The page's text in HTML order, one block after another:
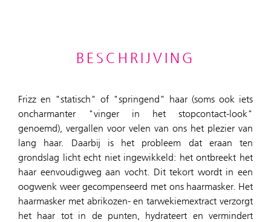
BESCHRIJVING
Frizz en "statisch" of "springend" haar (soms ook iets
oncharmanter "vinger in het stopcontact-look"
genoemd), vergallen voor velen van ons het plezier van
lang haar. Daarbij is het probleem dat eraan ten
grondslag licht echt niet ingewikkeld: het ontbreekt het
haar eenvoudigweg aan vocht. Dit tekort wordt in een
oogwenk weer gecompenseerd met ons haarmasker. Het
haarmasker met abrikozen- en tarwekiemextract verzorgt
het haar tot in de punten, hydrateert en vermindert